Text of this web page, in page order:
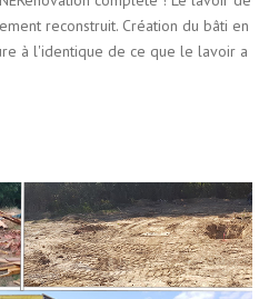
reconstruit. Création du bâti en
à l'identique de ce que le lavoir a